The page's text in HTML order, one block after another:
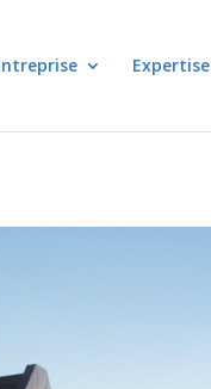
Expertise